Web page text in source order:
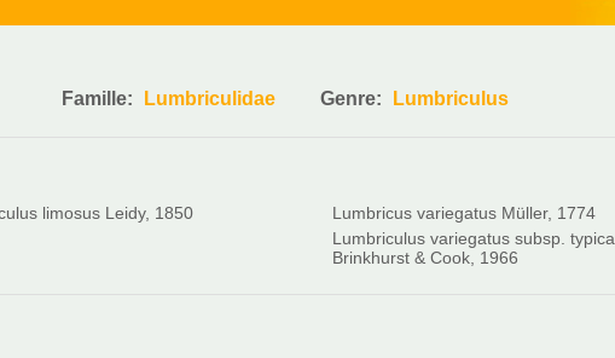
Famille: Lumbriculidae Genre: Lumbriculus
limosus Leidy, 1850 Lumbricus variegatus Müller, 1774
Lumbriculus variegatus subsp. typica
Brinkhurst & Cook, 1966